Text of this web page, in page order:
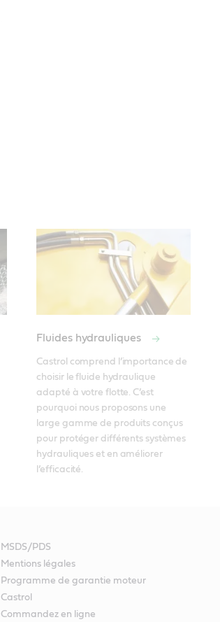
Fluides hydrauliques
Castrol comprend l’importance de
choisir le fluide hydraulique
adapté à votre flotte. C’est
pourquoi nous proposons une
large gamme de produits conçus
pour protéger différents systèmes
hydrauliques et en améliorer
l’efficacité.
MSDS/PDS
Mentions légales
Programme de garantie moteur
Castrol
Commandez en ligne